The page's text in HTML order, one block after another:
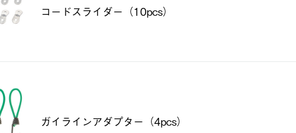
コードスライダー（10pcs）
ガイラインアダプター（4pcs）